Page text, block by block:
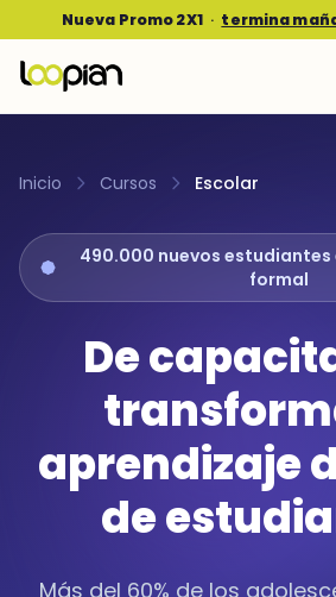
Nueva Promo 2X1 · termina
Inicio Cursos Escolar
490.000 nuevos estudiantes
formal
De
aprendizaje
de
Más del 60% de los